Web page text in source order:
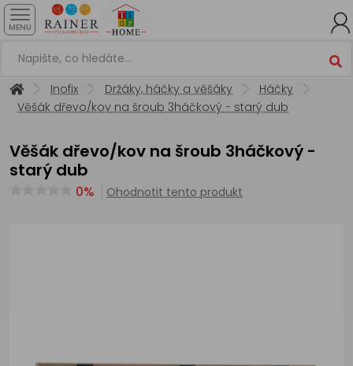
MENU
Inofix Držáky, háčky a věšáky
Háčky
Věšák dřevo/kov na šroub 3háčkový - starý dub
Věšák dřevo/kov na šroub 3háčkový -
starý dub
0% Ohodnotit tento produkt